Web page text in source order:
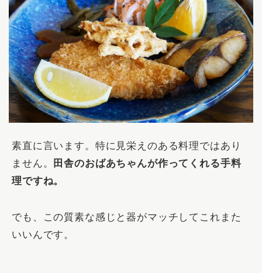
素直に言います。特に見栄えのある料理ではあり
ません。
田舎のおばあちゃんが作ってくれる手料
理ですね。
でも、この質素な感じと器がマッチしてこれまた
いいんです。